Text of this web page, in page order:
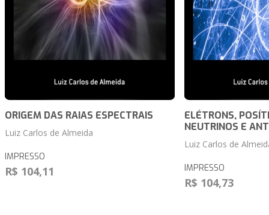
ORIGEM DAS RAIAS ESPECTRAIS
Luiz Carlos de Almeida
IMPRESSO
R$ 104,11
ELÉTRONS,
NEUTRINOS E
Luiz Carlos de
IMPRESSO
R$ 104,73